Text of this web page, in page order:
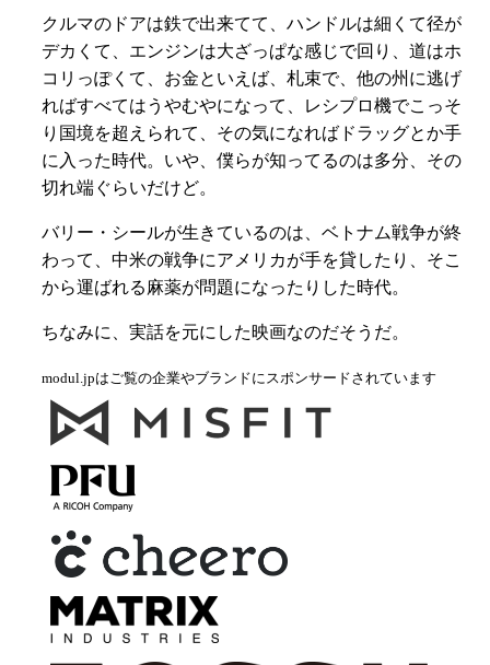
クルマのドアは鉄で出来てて、ハンドルは細くて径が
デカくて、エンジンは大ざっぱな感じで回り、道はホ
コリっぽくて、お金といえば、札束で、他の州に逃げ
ればすべてはうやむやになって、レシプロ機でこっそ
り国境を超えられて、その気になればドラッグとか手
に入った時代。いや、僕らが知ってるのは多分、その
切れ端ぐらいだけど。
バリー・シールが生きているのは、ベトナム戦争が終
わって、中米の戦争にアメリカが手を貸したり、そこ
から運ばれる麻薬が問題になったりした時代。
ちなみに、実話を元にした映画なのだそうだ。
modul.jpはご覧の企業やブランドにスポンサードされています